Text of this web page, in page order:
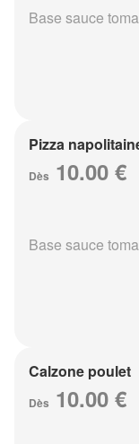
Base sauce
Pizza
Dès 10.00 €
Base sauce
Calzone poulet
Dès 10.00 €